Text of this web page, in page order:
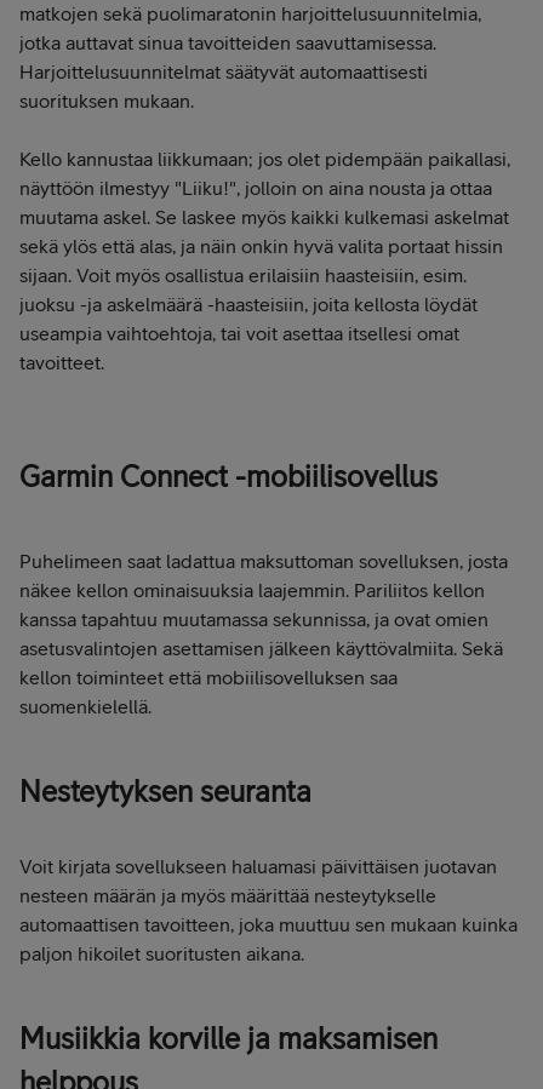
matkojen sekä puolimaratonin harjoittelusuunnitelmia,
jotka auttavat sinua tavoitteiden saavuttamisessa.
Harjoittelusuunnitelmat säätyvät automaattisesti
suorituksen mukaan.
Kello kannustaa liikkumaan; jos olet pidempään paikallasi,
näyttöön ilmestyy "Liiku!", jolloin on aina nousta ja ottaa
muutama askel. Se laskee myös kaikki kulkemasi askelmat
sekä ylös että alas, ja näin onkin hyvä valita portaat hissin
sijaan. Voit myös osallistua erilaisiin haasteisiin, esim.
juoksu -ja askelmäärä -haasteisiin, joita kellosta löydät
useampia vaihtoehtoja, tai voit asettaa itsellesi omat
tavoitteet.
Garmin Connect -mobiilisovellus
Puhelimeen saat ladattua maksuttoman sovelluksen, josta
näkee kellon ominaisuuksia laajemmin. Pariliitos kellon
kanssa tapahtuu muutamassa sekunnissa, ja ovat omien
asetusvalintojen asettamisen jälkeen käyttövalmiita. Sekä
kellon toiminteet että mobiilisovelluksen saa
suomenkielellä.
Nesteytyksen seuranta
Voit kirjata sovellukseen haluamasi päivittäisen juotavan
nesteen määrän ja myös määrittää nesteytykselle
automaattisen tavoitteen, joka muuttuu sen mukaan kuinka
paljon hikoilet suoritusten aikana.
Musiikkia korville ja maksamisen
helppous